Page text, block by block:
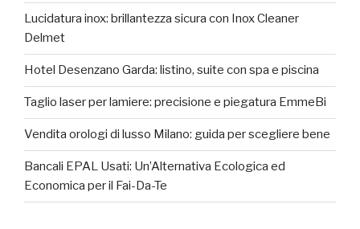
Lucidatura inox: brillantezza sicura con Inox Cleaner
Delmet
Hotel Desenzano Garda: listino, suite con spa e piscina
Taglio laser per lamiere: precisione e piegatura EmmeBi
Vendita orologi di lusso Milano: guida per scegliere bene
Bancali EPAL Usati: Un’Alternativa Ecologica ed
Economica per il Fai-Da-Te